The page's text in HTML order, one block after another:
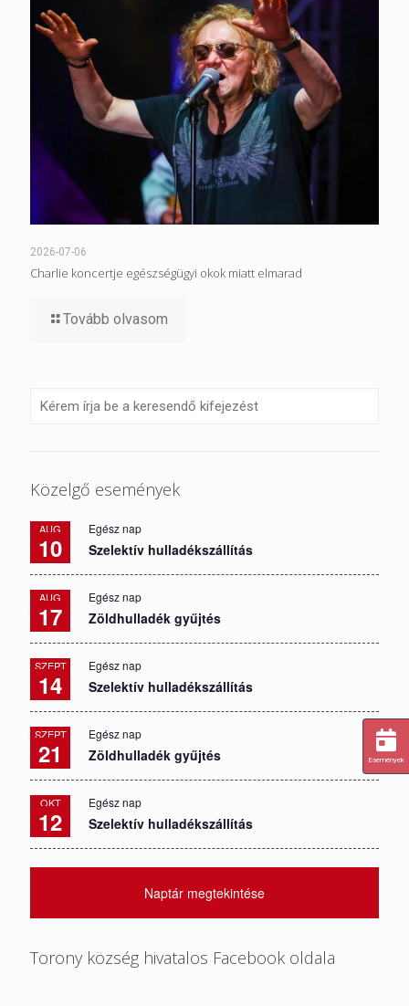
2026-07-06
Charlie koncertje egészségügyi okok miatt elmarad
Tovább olvasom
Közelgő események
AUG
10
Egész nap
Szelektív hulladékszállítás
AUG
17
Egész nap
Zöldhulladék gyűjtés
SZEPT
14
Egész nap
Szelektív hulladékszállítás
SZEPT
21
Egész nap
Zöldhulladék gyűjtés
OKT
12
Egész nap
Szelektív hulladékszállítás
Naptár megtekintése
Torony község hivatalos Facebook oldala
Események